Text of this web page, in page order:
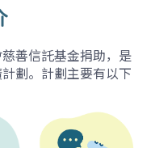
善信託基金捐助，是
劃。計劃主要有以下